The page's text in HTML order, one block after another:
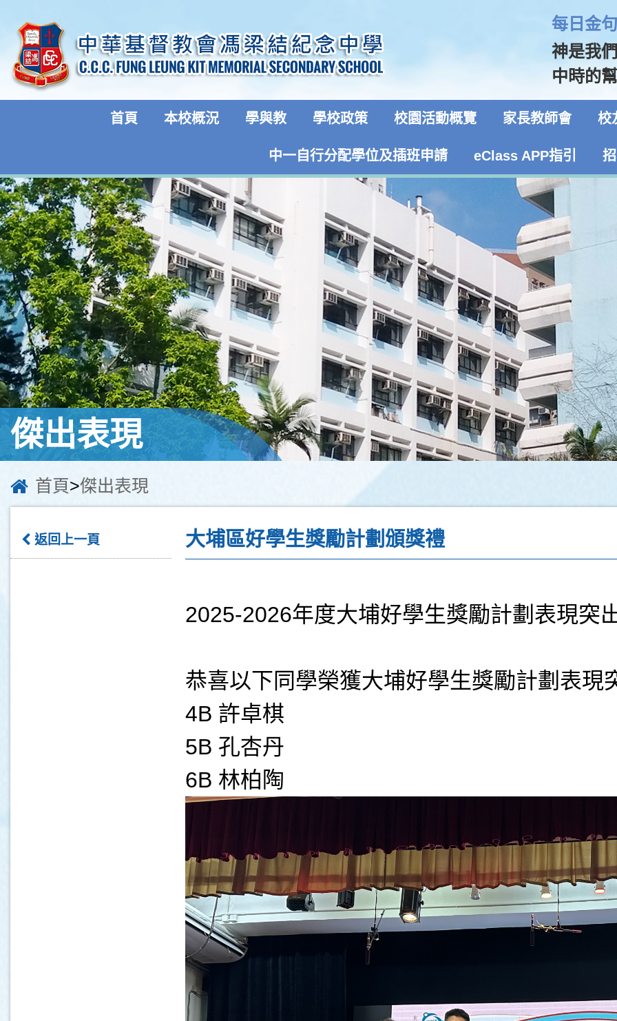
每日金
神是我
中時的
首頁 本校概況 學與教 學校政策 校園活動概覽 家長教師會 校
中一自行分配學位及插班申請 eClass APP指引
傑出表現
首頁>傑出表現
返回上一頁 大埔區好學生獎勵計劃頒獎禮
2025-2026年度大埔好學生獎勵計劃表現突
恭喜以下同學榮獲大埔好學生獎勵計劃表現
4B 許卓棋
5B 孔杏丹
6B 林柏陶